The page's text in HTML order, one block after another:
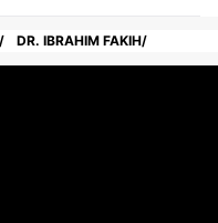
DR. IBRAHIM FAKIH